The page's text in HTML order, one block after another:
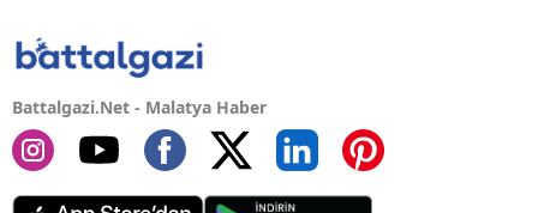
Battalgazi.Net - Malatya Haber